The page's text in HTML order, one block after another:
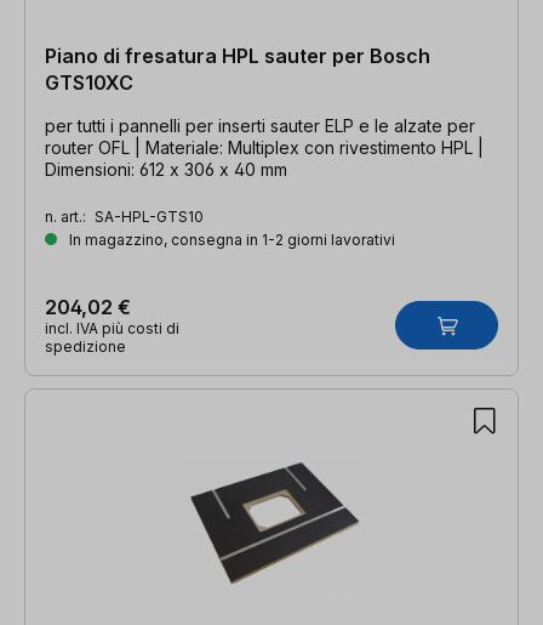
Piano di fresatura HPL sauter per Bosch
GTS10XC
per tutti i pannelli per inserti sauter ELP e le alzate per
router OFL | Materiale: Multiplex con rivestimento HPL |
Dimensioni: 612 x 306 x 40 mm
n. art.: SA-HPL-GTS10
In magazzino, consegna in 1-2 giorni lavorativi
204,02 €
incl. IVA più costi di
spedizione